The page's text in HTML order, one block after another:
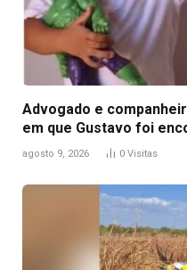
Advogado e
em que Gustavo foi
agosto 9, 2026 0 Visitas